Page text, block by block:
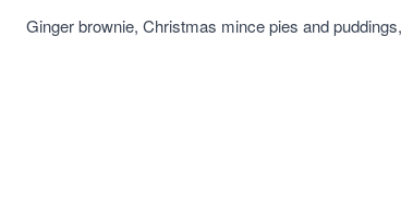
Ginger brownie, Christmas mince pies and